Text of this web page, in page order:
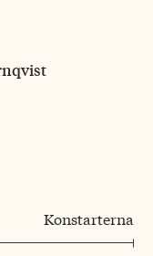
Konstarterna